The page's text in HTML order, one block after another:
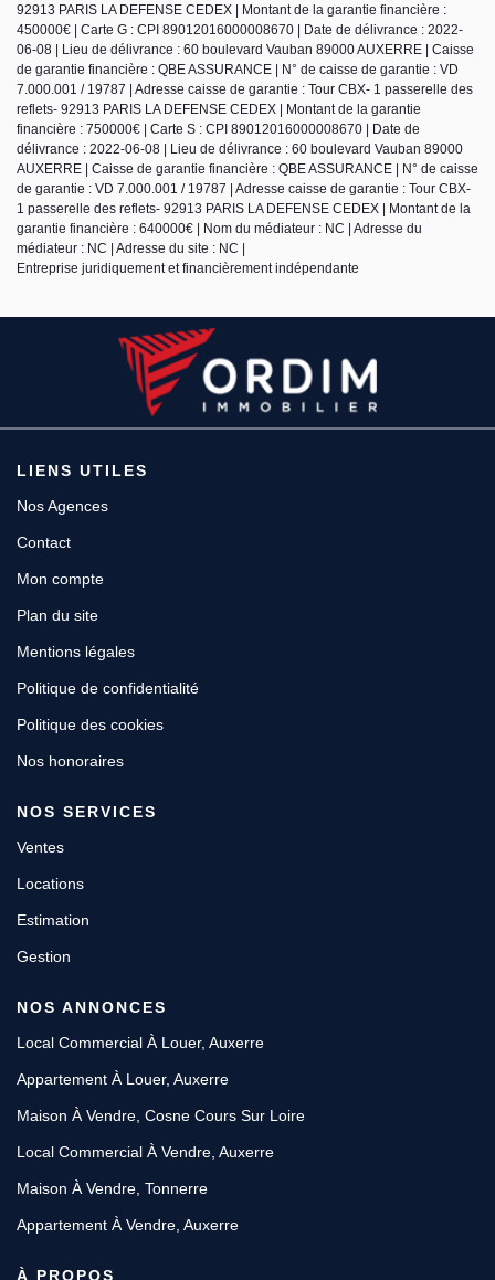
92913 PARIS LA DEFENSE CEDEX | Montant de la garantie financière :
450000€ | Carte G : CPI 89012016000008670 | Date de délivrance : 2022-
06-08 | Lieu de délivrance : 60 boulevard Vauban 89000 AUXERRE | Caisse
de garantie financière : QBE ASSURANCE | N° de caisse de garantie : VD
7.000.001 / 19787 | Adresse caisse de garantie : Tour CBX- 1 passerelle des
reflets- 92913 PARIS LA DEFENSE CEDEX | Montant de la garantie
financière : 750000€ | Carte S : CPI 89012016000008670 | Date de
délivrance : 2022-06-08 | Lieu de délivrance : 60 boulevard Vauban 89000
AUXERRE | Caisse de garantie financière : QBE ASSURANCE | N° de caisse
de garantie : VD 7.000.001 / 19787 | Adresse caisse de garantie : Tour CBX-
1 passerelle des reflets- 92913 PARIS LA DEFENSE CEDEX | Montant de la
garantie financière : 640000€ | Nom du médiateur : NC | Adresse du
médiateur : NC | Adresse du site : NC |
Entreprise juridiquement et financièrement indépendante
LIENS UTILES
Nos Agences
Contact
Mon compte
Plan du site
Mentions légales
Politique de confidentialité
Politique des cookies
Nos honoraires
NOS SERVICES
Ventes
Locations
Estimation
Gestion
NOS ANNONCES
Local Commercial À Louer, Auxerre
Appartement À Louer, Auxerre
Maison À Vendre, Cosne Cours Sur Loire
Local Commercial À Vendre, Auxerre
Maison À Vendre, Tonnerre
Appartement À Vendre, Auxerre
À PROPOS